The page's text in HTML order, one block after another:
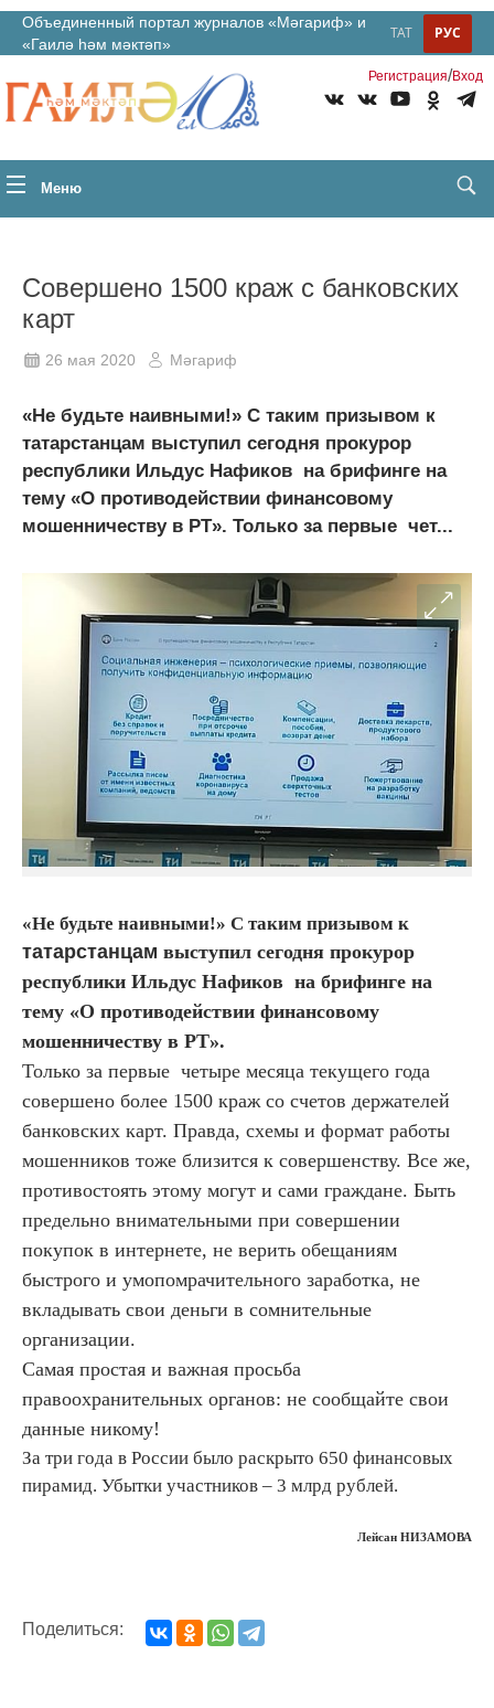
Объединенный портал журналов «Мәгариф» и
«Гаилә һәм мәктәп»
РУС
ТАТ
Регистрация/Вход
Меню
Совершено 1500 краж с банковских
карт
26 мая 2020 Мәгариф
«Не будьте наивными!» С таким призывом к
татарстанцам выступил сегодня прокурор
республики Ильдус Нафиков на брифинге на
тему «О противодействии финансовому
мошенничеству в РТ». Только за первые чет...
«Не будьте наивными!» С таким призывом к
татарстанцам выступил сегодня прокурор
республики Ильдус Нафиков на брифинге на
тему «О противодействии финансовому
мошенничеству в РТ».
Только за первые четыре месяца текущего года
совершено более 1500 краж со счетов держателей
банковских карт. Правда, схемы и формат работы
мошенников тоже близится к совершенству. Все же,
противостоять этому могут и сами граждане. Быть
предельно внимательными при совершении
покупок в интернете, не верить обещаниям
быстрого и умопомрачительного заработка, не
вкладывать свои деньги в сомнительные
организации.
Самая простая и важная просьба
правоохранительных органов: не сообщайте свои
данные никому!
За три года в России было раскрыто 650 финансовых
пирамид. Убытки участников – 3 млрд рублей.
Лейсан НИЗАМОВА
Поделиться: